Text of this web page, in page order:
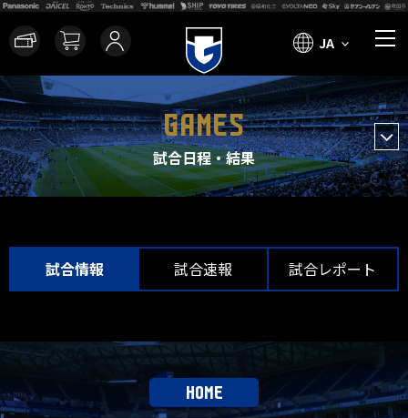
JA
GAMES
試合日程・結果
試合情報 試合速報 試合レポート
HOME